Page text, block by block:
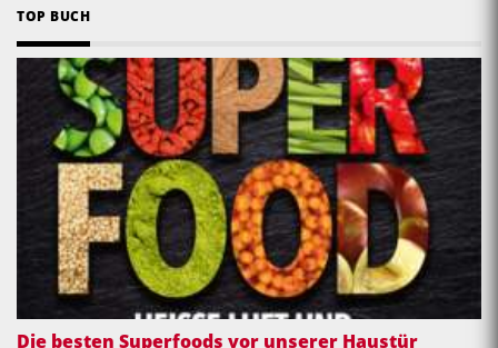
TOP BUCH
Die besten Superfoods vor unserer Haustür